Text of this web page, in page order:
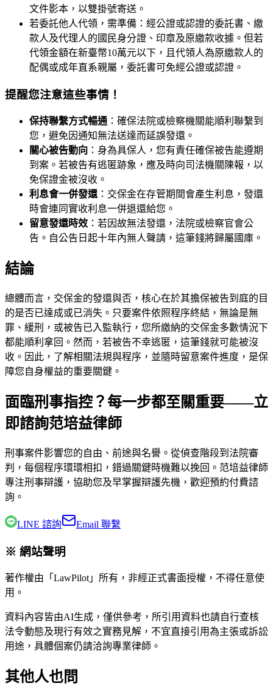
文件影本，以雙掛號寄送。
若委託他人代領，需準備：經公證或認證的委託書、繳
款人及代理人的國民身分證、印章及原繳款收據。但若
代領金額在新臺幣10萬元以下，且代領人為原繳款人的
配偶或成年直系親屬，委託書可免經公證或認證。
提醒您注意這些事情！
保持聯繫方式暢通 ：確保法院或檢察機關能順利聯繫到
您，避免因通知無法送達而延誤發還。
關心被告動向 ：身為具保人，您有責任確保被告能遵期
到案。若被告有逃匿跡象，應及時向司法機關陳報，以
免保證金被沒收。
利息會一併發還 ：交保金在存管期間會產生利息，發還
時會連同實收利息一併退還給您。
留意發還時效 ：若因故無法發還，法院或檢察官會公
告。自公告日起十年內無人聲請，這筆錢將歸屬國庫。
結論
總體而言，交保金的發還與否，核心在於其擔保被告到庭的目
的是否已達成或已消失。只要案件依照程序終結，無論是無
罪、緩刑，或被告已入監執行，您所繳納的交保金多數情況下
都能順利拿回。然而，若被告不幸逃匿，這筆錢就可能被沒
收。因此，了解相關法規與程序，並隨時留意案件進度，是保
障您自身權益的重要關鍵。
面臨刑事指控？每一步都至關重要——立
即諮詢范培益律師
刑事案件影響您的自由、前途與名譽。從偵查階段到法院審
判，每個程序環環相扣，錯過關鍵時機難以挽回。 范培益律師
專注刑事辯護，協助您及早掌握辯護先機，歡迎預約付費諮
詢。
LINE 諮詢 Email 聯繫
※ 網站聲明
著作權由「LawPilot」所有，非經正式書面授權，不得任意使
用。
資料內容皆由AI生成，僅供參考，所引用資料也請自行查核
法令動態及現行有效之實務見解，不宜直接引用為主張或訴訟
用途，具體個案仍請洽詢專業律師。
其他人也問